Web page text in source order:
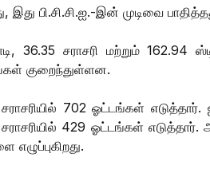
பி.சி.சி.ஐ.-இன் முடிவை
36.35 சராசரி மற்றும் 162.94
குறைந்துள்ளன.
702 ஓட்டங்கள் எடுத்தார்.
429 ஓட்டங்கள் எடுத்தார்.